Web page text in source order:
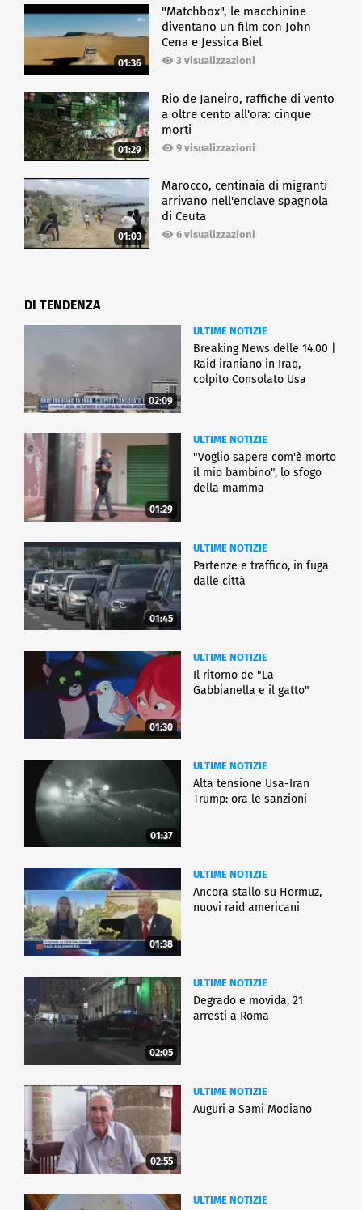
01:36
"Matchbox", le macchinine
diventano un film con John
Cena e Jessica Biel
3 visualizzazioni
01:29
Rio de Janeiro, raffiche di vento
a oltre cento all'ora: cinque
morti
9 visualizzazioni
01:03
Marocco, centinaia di migranti
arrivano nell'enclave spagnola
di Ceuta
6 visualizzazioni
DI TENDENZA
02:09
ULTIME NOTIZIE
Breaking News delle 14.00 |
Raid iraniano in Iraq,
colpito Consolato Usa
01:29
ULTIME NOTIZIE
"Voglio sapere com'è morto
il mio bambino", lo sfogo
della mamma
01:45
ULTIME NOTIZIE
Partenze e traffico, in fuga
dalle città
01:30
ULTIME NOTIZIE
Il ritorno de "La
Gabbianella e il gatto"
01:37
ULTIME NOTIZIE
Alta tensione Usa-Iran
Trump: ora le sanzioni
01:38
ULTIME NOTIZIE
Ancora stallo su Hormuz,
nuovi raid americani
02:05
ULTIME NOTIZIE
Degrado e movida, 21
arresti a Roma
02:55
ULTIME NOTIZIE
Auguri a Sami Modiano
ULTIME NOTIZIE